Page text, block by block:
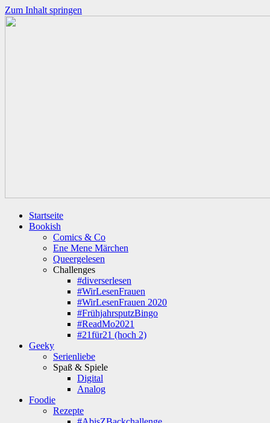
Zum Inhalt springen
Startseite
Bookish
Comics & Co
Ene Mene Märchen
Queergelesen
Challenges
#diverserlesen
#WirLesenFrauen
#WirLesenFrauen 2020
#FrühjahrsputzBingo
#ReadMo2021
#21für21 (hoch 2)
Geeky
Serienliebe
Spaß & Spiele
Digital
Analog
Foodie
Rezepte